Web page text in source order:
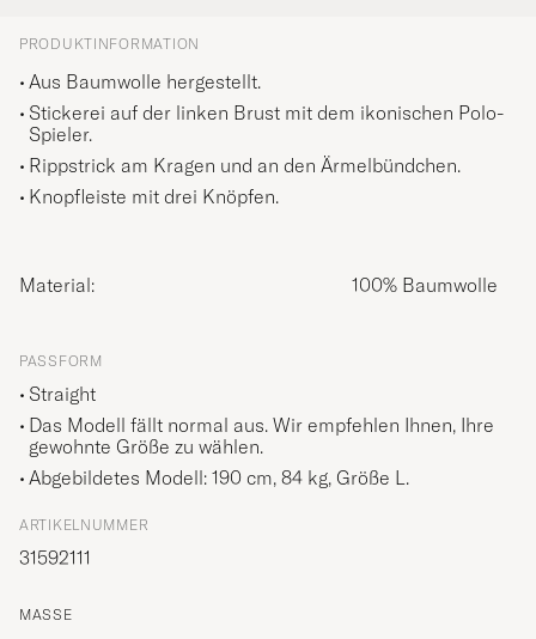
PRODUKTINFORMATION
Aus Baumwolle hergestellt.
Stickerei auf der linken Brust mit dem ikonischen Polo-
Spieler.
Rippstrick am Kragen und an den Ärmelbündchen.
Knopfleiste mit drei Knöpfen.
Material: 100% Baumwolle
PASSFORM
Straight
Das Modell fällt normal aus. Wir empfehlen Ihnen, Ihre
gewohnte Größe zu wählen.
Abgebildetes Modell: 190 cm, 84 kg, Größe L.
ARTIKELNUMMER
31592111
MASSE